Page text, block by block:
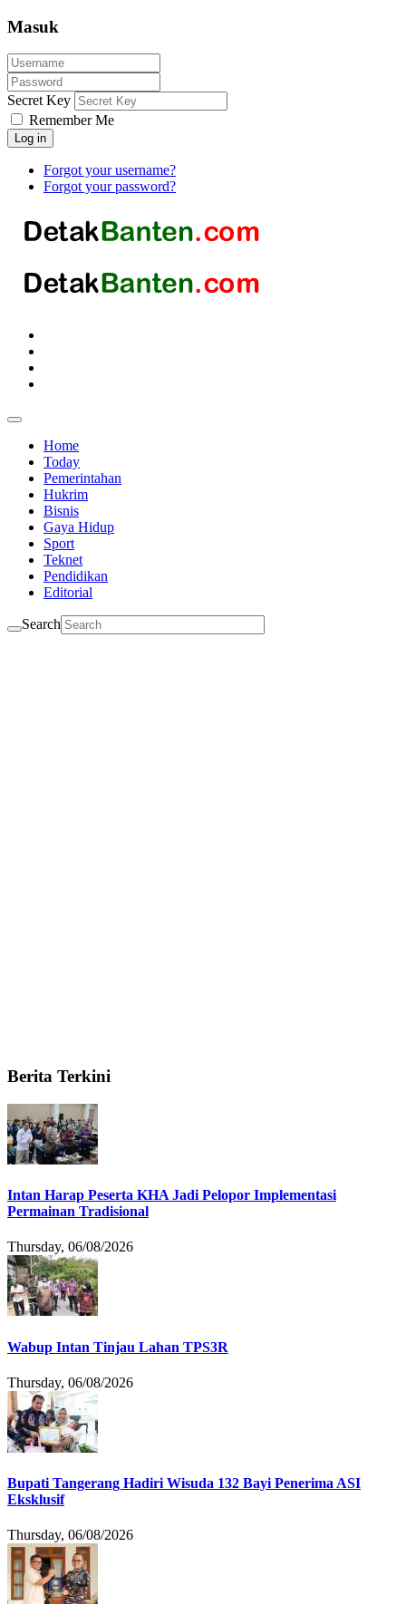
Masuk
Secret Key
Remember Me
Log in
Forgot your username?
Forgot your password?
Home
Today
Pemerintahan
Hukrim
Bisnis
Gaya Hidup
Sport
Teknet
Pendidikan
Editorial
Search
Berita Terkini
Intan Harap Peserta KHA Jadi Pelopor Implementasi
Permainan Tradisional
Thursday, 06/08/2026
Wabup Intan Tinjau Lahan TPS3R
Thursday, 06/08/2026
Bupati Tangerang Hadiri Wisuda 132 Bayi Penerima ASI
Eksklusif
Thursday, 06/08/2026